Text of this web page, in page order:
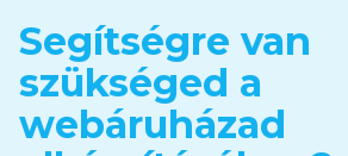
Segítségre van
szükséged a
webáruházad